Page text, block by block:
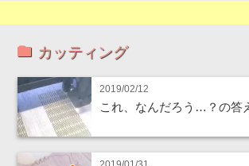
カッティング
2019/02/12
これ、なんだろう…？の答